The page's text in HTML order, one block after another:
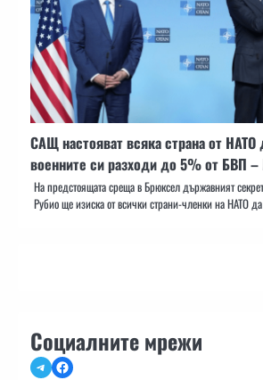
САЩ настояват всяка страна от НАТО
военните си разходи до 5% от БВП
На предстоящата среща в Брюксел държавният
Рубио ще изиска от всички страни-членки на НАТО
Социалните мрежи
TelegramFacebook